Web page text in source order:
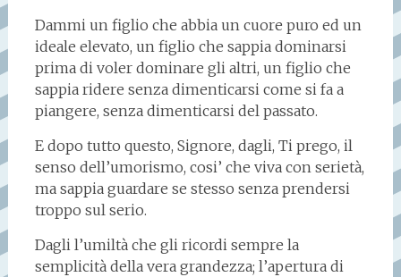
Dammi un figlio che abbia un cuore puro ed un
ideale elevato, un figlio che sappia dominarsi
prima di voler dominare gli altri, un figlio che
sappia ridere senza dimenticarsi come si fa a
piangere, senza dimenticarsi del passato.
E dopo tutto questo, Signore, dagli, Ti prego, il
senso dell’umorismo, cosi’ che viva con serietà,
ma sappia guardare se stesso senza prendersi
troppo sul serio.
Dagli l’umiltà che gli ricordi sempre la
semplicità della vera grandezza; l’apertura di